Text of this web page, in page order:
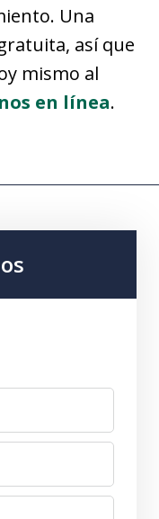
Una
así que
mismo al
en línea.